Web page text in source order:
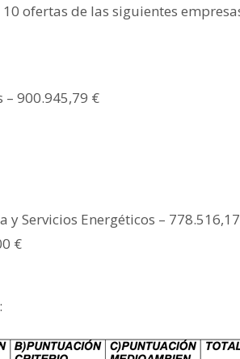
ofertas de las siguientes
900.945,79 €
y Servicios Energéticos –
€